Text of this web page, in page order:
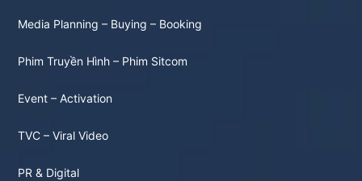
Media Planning – Buying – Booking
Phim Truyền Hình – Phim Sitcom
Event – Activation
TVC – Viral Video
PR & Digital